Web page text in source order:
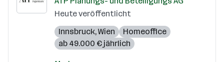
Heute veröffentlicht
Innsbruck,Wien
Homeoffice
ab 49.000 € jährlich